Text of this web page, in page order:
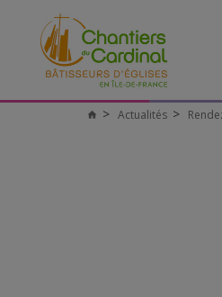
Chantiers
Actualités